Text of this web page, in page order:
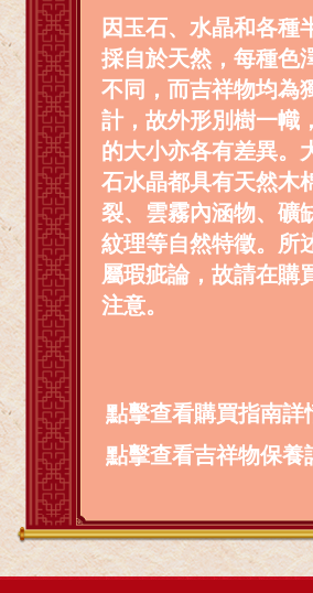
因玉石、水晶和各種
採自於天然，每種色
不同，而吉祥物均為
計，故外形別樹一幟
的大小亦各有差異。
石水晶都具有天然木
裂、雲霧內涵物、礦
紋理等自然特徵。所
屬瑕疵論，故請在購
注意。
點擊查看購買指南詳
點擊查看吉祥物保養